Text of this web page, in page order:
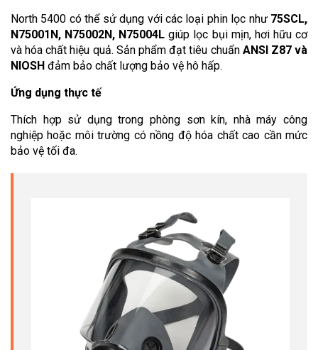
North 5400 có thể sử dụng với các loại phin lọc như 75SCL,
N75001N, N75002N, N75004L giúp lọc bụi mịn, hơi hữu cơ
và hóa chất hiệu quả. Sản phẩm đạt tiêu chuẩn ANSI Z87 và
NIOSH đảm bảo chất lượng bảo vệ hô hấp.
Ứng dụng thực tế
Thích hợp sử dụng trong phòng sơn kín, nhà máy công
nghiệp hoặc môi trường có nồng độ hóa chất cao cần mức
bảo vệ tối đa.